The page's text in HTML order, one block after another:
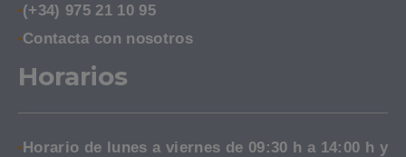
(+34) 975 21 10 95
Contacta con nosotros
Horarios
Horario de lunes a viernes de 09:30 h a 14:00 h y